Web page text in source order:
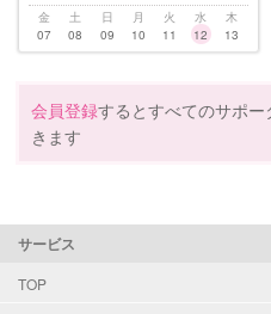
金
07
土
08
日
09
月
10
火
11
水
12
木
13
会員登録するとすべてのサポ
きます
サービス
TOP